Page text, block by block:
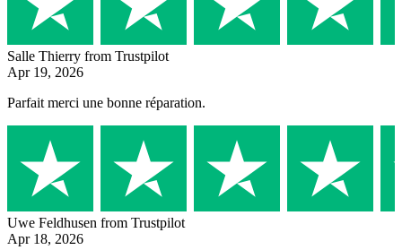
Salle Thierry from Trustpilot
Apr 19, 2026
Parfait merci une bonne réparation.
Uwe Feldhusen from Trustpilot
Apr 18, 2026